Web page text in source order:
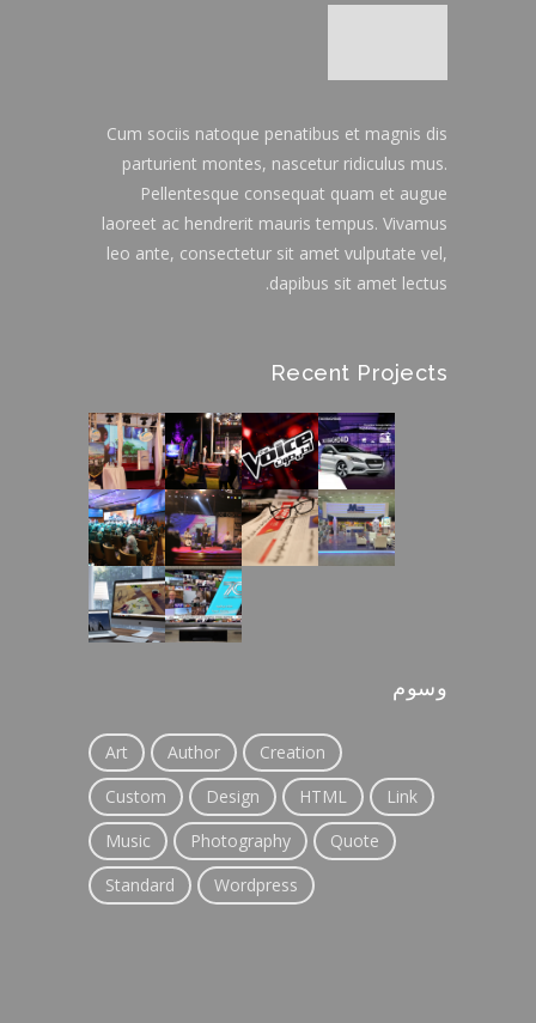
Cum sociis natoque penatibus et magnis dis
parturient montes, nascetur ridiculus mus.
Pellentesque consequat quam et augue
laoreet ac hendrerit mauris tempus. Vivamus
leo ante, consectetur sit amet vulputate vel,
dapibus sit amet lectus.
Recent Projects
وسوم
Art Author
Creation
Custom
Design HTML
Link
Music
Photography
Quote
Standard
Wordpress